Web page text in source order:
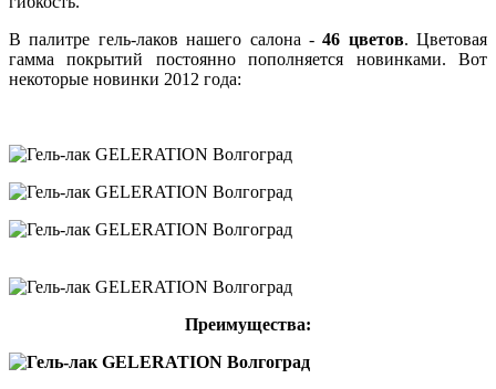
В палитре гель-лаков нашего салона -46 цветов. Цветовая
гамма покрытий постоянно пополняется новинками. Вот
некоторые новинки 2012 года:
Преимущества: